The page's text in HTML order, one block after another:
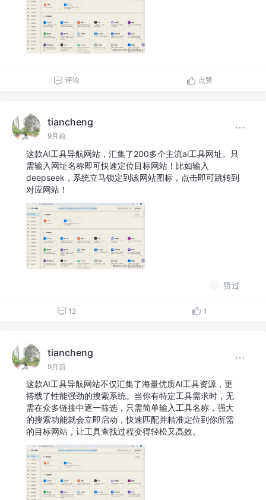
评论 点赞
tiancheng
9月前
这款AI工具导航网站，汇集了200多个主流ai工具网址。只
需输入网址名称即可快速定位目标网站！比如输入
deepseek，系统立马锁定到该网站图标，点击即可跳转到
对应网站！
赞过
12 1
tiancheng
9月前
这款AI工具导航网站不仅汇集了海量优质AI工具资源，更
搭载了性能强劲的搜索系统。当你有特定工具需求时，无
需在众多链接中逐一筛选，只需简单输入工具名称，强大
的搜索功能就会立即启动，快速匹配并精准定位到你所需
的目标网站，让工具查找过程变得轻松又高效。